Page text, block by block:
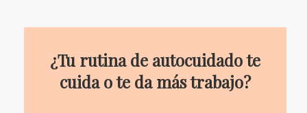
¿Tu rutina de autocuidado te
cuida o te da más trabajo?